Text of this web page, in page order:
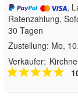
,
Ratenzahlung,
30 Tagen
Zustellung: Mo,
Verkäufer: